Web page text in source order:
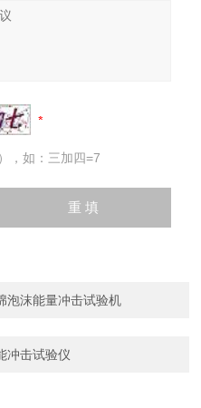
，如：三加四=7
泡沫能量冲击试验机
冲击试验仪